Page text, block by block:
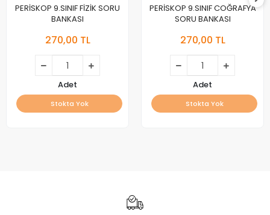
PERİSKOP 9.SINIF FİZİK SORU
BANKASI
270,00 TL
Adet
Stokta Yok
PERİSKOP 9.SINIF COĞRAFYA
SORU BANKASI
270,00 TL
Adet
Stokta Yok